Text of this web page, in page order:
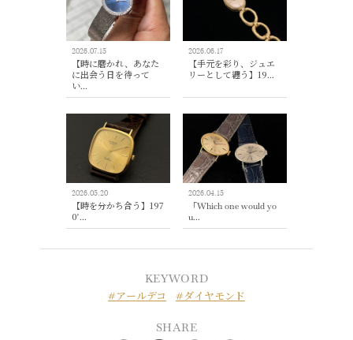
2026.07.15
【時に磨かれ、あなた
に出会う日を待って
い...
2026.06.17
【手元を彩り、ジュエ
リーとして纏う】19...
2026.05.20
【時を分かち合う】197
0’...
2026.04.15
「Which one would yo
u...
KEYWORD
#アールデコ #ダイヤモンド
SHARE